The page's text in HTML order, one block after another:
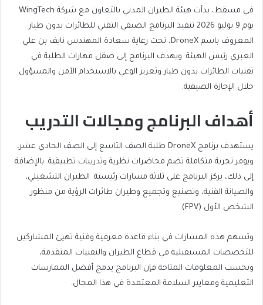
في مسقط، بدأت هيئة الطيران المدني بالتعاون مع شركة WingTech
يوم 9 يوليو 2026 تنفيذ البرنامج الصيفي التقني للطائرات بدون طيار
المعروف باسم DroneX، تحت رعاية سعادة المهندس نايف بن علي
العبري رئيس الهيئة. ويهدف البرنامج إلى صقل مهارات الطلبة في
تقنيات الطائرات بدون طيار وتعزيز الوعي بالاستخدام الآمن والمسؤول
خلال الإجازة الصيفية.
أهداف البرنامج ومجالات التدريب
يستهدف برنامج DroneX طلبة الصف التاسع إلى الصف الحادي عشر،
ويوفر تجربة متكاملة تضم محاضرات نظرية وتدريبات تطبيقية. بالإضافة
إلى ذلك، يركز البرنامج على ثلاثة مسارات رئيسية: الطيران التشغيلي،
والصيانة الفنية، وتصنيع وتجميع وطيران طائرات الرؤية من منظور
الشخص الأول (FPV).
وتسهم هذه المسارات في بناء قاعدة معرفية وفنية تهيئ المشاركين
للتخصصات المستقبلية في قطاع الطيران والتقنيات المتقدمة،
وبحسب المعلومات المتاحة فإن البرنامج يدمج أفضل الممارسات
التعليمية ومعايير السلامة المعتمدة في هذا المجال.